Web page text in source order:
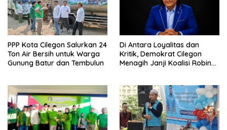
PPP Kota Cilegon Salurkan 24
Ton Air Bersih untuk Warga
Gunung Batur dan Tembulun
Di Antara Loyalitas dan
Kritik, Demokrat Cilegon
Menagih Janji Koalisi Robin–